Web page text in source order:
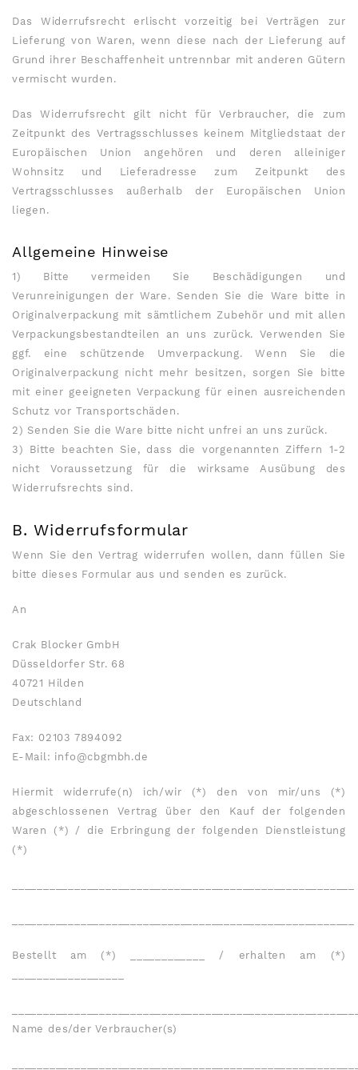
Das Widerrufsrecht erlischt vorzeitig bei Verträgen zur
Lieferung von Waren, wenn diese nach der Lieferung auf
Grund ihrer Beschaffenheit untrennbar mit anderen Gütern
vermischt wurden.
Das Widerrufsrecht gilt nicht für Verbraucher, die zum
Zeitpunkt des Vertragsschlusses keinem Mitgliedstaat der
Europäischen Union angehören und deren alleiniger
Wohnsitz und Lieferadresse zum Zeitpunkt des
Vertragsschlusses außerhalb der Europäischen Union
liegen.
Allgemeine Hinweise
1) Bitte vermeiden Sie Beschädigungen und
Verunreinigungen der Ware. Senden Sie die Ware bitte in
Originalverpackung mit sämtlichem Zubehör und mit allen
Verpackungsbestandteilen an uns zurück. Verwenden Sie
ggf. eine schützende Umverpackung. Wenn Sie die
Originalverpackung nicht mehr besitzen, sorgen Sie bitte
mit einer geeigneten Verpackung für einen ausreichenden
Schutz vor Transportschäden.
2) Senden Sie die Ware bitte nicht unfrei an uns zurück.
3) Bitte beachten Sie, dass die vorgenannten Ziffern 1-2
nicht Voraussetzung für die wirksame Ausübung des
Widerrufsrechts sind.
B. Widerrufsformular
Wenn Sie den Vertrag widerrufen wollen, dann füllen Sie
bitte dieses Formular aus und senden es zurück.
An
Crak Blocker GmbH
Düsseldorfer Str. 68
40721 Hilden
Deutschland
Fax: 02103 7894092
E-Mail: info@cbgmbh.de
Hiermit widerrufe(n) ich/wir (*) den von mir/uns (*)
abgeschlossenen Vertrag über den Kauf der folgenden
Waren (*) / die Erbringung der folgenden Dienstleistung
(*)
Bestellt am (*) ____________ / erhalten am (*)
Name des/der Verbraucher(s)